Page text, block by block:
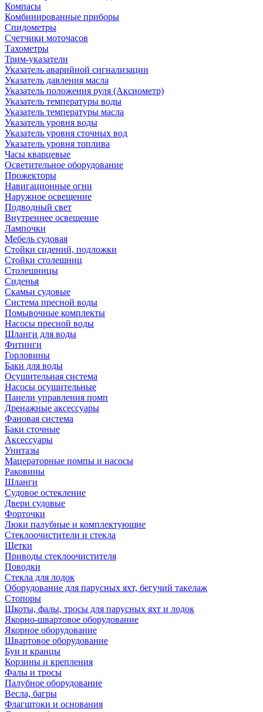
Компасы
Комбинированные приборы
Спидометры
Счетчики моточасов
Тахометры
Трим-указатели
Указатель аварийной сигнализации
Указатель давления масла
Указатель положения руля (Аксиометр)
Указатель температуры воды
Указатель температуры масла
Указатель уровня воды
Указатель уровня сточных вод
Указатель уровня топлива
Часы кварцевые
Осветительное оборудование
Прожекторы
Навигационные огни
Наружное освещение
Подводный свет
Внутреннее освещение
Лампочки
Мебель судовая
Стойки сидений, подложки
Стойки столешниц
Столешницы
Сиденья
Скамьи судовые
Система пресной воды
Помывочные комплекты
Насосы пресной воды
Шланги для воды
Фитинги
Горловины
Баки для воды
Осушительная система
Насосы осушительные
Панели управления помп
Дренажные аксессуары
Фановая система
Баки сточные
Аксессуары
Унитазы
Мацераторные помпы и насосы
Раковины
Шланги
Судовое остекление
Двери судовые
Форточки
Люки палубные и комплектующие
Стеклоочистители и стекла
Щетки
Приводы стеклоочистителя
Поводки
Стекла для лодок
Оборудование для парусных яхт, бегучий такелаж
Стопоры
Шкоты, фалы, тросы для парусных яхт и лодок
Якорно-швартовое оборудование
Якорное оборудование
Швартовое оборудование
Буи и кранцы
Корзины и крепления
Фалы и тросы
Палубное оборудование
Весла, багры
Флагштоки и основания